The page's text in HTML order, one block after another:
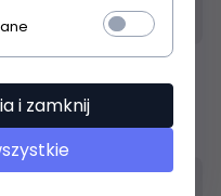
i zamknij